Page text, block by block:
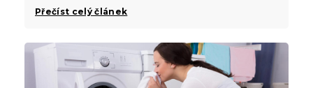
Přečíst celý článek